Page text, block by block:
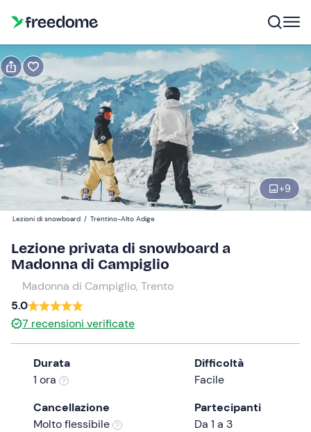
+9
Prenota Regala
Lezione da 1 ora
Navigate
forward
interact
the
calendar
and
select
a
question
mark
Modifica
09:00 Modifica
Partecipanti
65 €
Lezioni di snowboard / Trentino-Alto Adige
Lezione privata di snowboard a
Madonna di Campiglio
Madonna di Campiglio, Trento
5.0
7 recensioni verificate
Durata
1 ora
Difficoltà
Facile
Cancellazione
Molto flessibile
Partecipanti
Da 1 a 3